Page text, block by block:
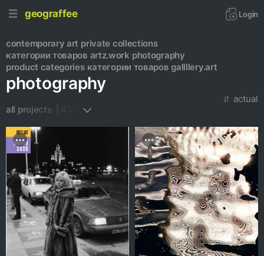
geograffee Login
contemporary art private collections
категории товаров artz.work photography
product categories категории товаров gallllery.art
photography
all projects  | 435
actual
BEST ART
MARCH
2026